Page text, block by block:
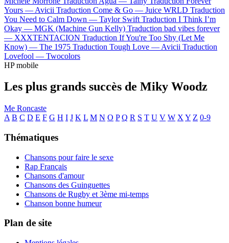
Yours — Avicii Traduction Come & Go — Juice WRLD Traduction
You Need to Calm Down — Taylor Swift Traduction I Think I’m
Okay — MGK (Machine Gun Kelly) Traduction bad vibes forever
— XXXTENTACION Traduction If You're Too Shy (Let Me
Know) — The 1975 Traduction Tough Love — Avicii Traduction
Lovefool — Twocolors
HP mobile
Les plus grands succès de Miky Woodz
Me Roncaste
A B C D E F G H I J K L M N O P Q R S T U V W X Y Z 0-9
Thématiques
Chansons pour faire le sexe
Rap Français
Chansons d'amour
Chansons des Guinguettes
Chansons de Rugby et 3ème mi-temps
Chanson bonne humeur
Plan de site